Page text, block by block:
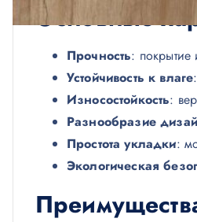
Основные
Прочность: покрытие
Устойчивость к влаге
Износостойкость:
Разнообразие
Простота укладки:
Экологическая